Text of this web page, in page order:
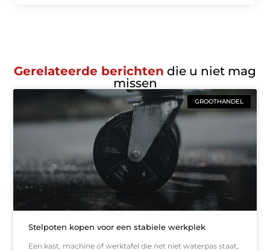
Gerelateerde berichten die u niet mag
missen
GROOTHANDEL
Stelpoten kopen voor een stabiele werkplek
Een kast, machine of werktafel die net niet waterpas staat,